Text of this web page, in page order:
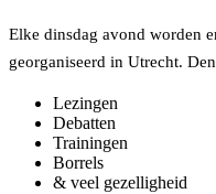
Elke dinsdag avond worden
georganiseerd in Utrecht.
Lezingen
Debatten
Trainingen
Borrels
& veel gezelligheid